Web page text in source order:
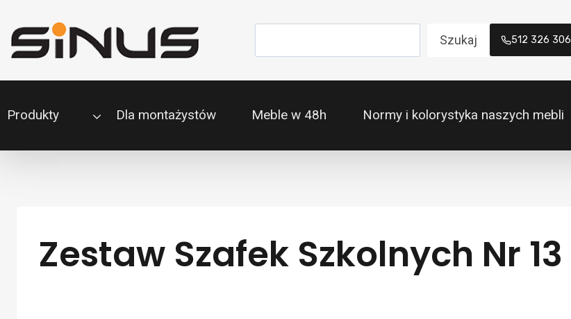
do
treści
Szukaj 512 326 306
Produkty Dla montażystów Meble w 48h Normy i kolorystyka naszych mebli
Zestaw Szafek Szkolnych Nr 13